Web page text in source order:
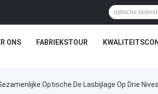
ONS FABRIEKSTOUR
Optische De Lasbijlage Op Drie